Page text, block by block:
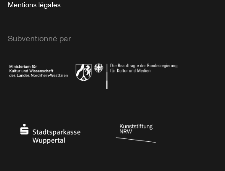
Mentions légales
Subventionné par